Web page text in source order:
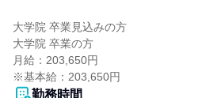
大学院 卒業見込みの方
大学院 卒業の方
月給：203,650円
※基本給：203,650円
勤務時間